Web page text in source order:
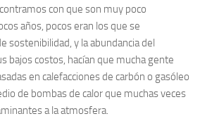
con que son muy poco
años, pocos eran los que se
sostenibilidad, y la abundancia del
bajos costos, hacían que mucha gente
en calefacciones de carbón o gasóleo
de bombas de calor que muchas veces
a la atmosfera.